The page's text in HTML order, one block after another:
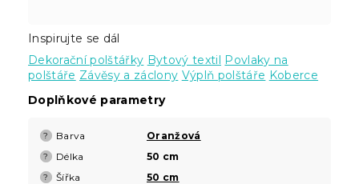
Inspirujte se dál
Dekorační polštářky Bytový textil Povlaky na
polštáře Závěsy a záclony Výplň polštáře Koberce
Doplňkové parametry
? Barva Oranžová
? Délka 50 cm
? Šířka 50 cm